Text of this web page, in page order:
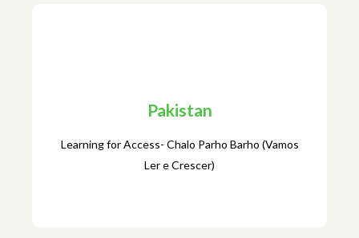
Pakistan
Learning for Access- Chalo Parho Barho (Vamos
Ler e Crescer)